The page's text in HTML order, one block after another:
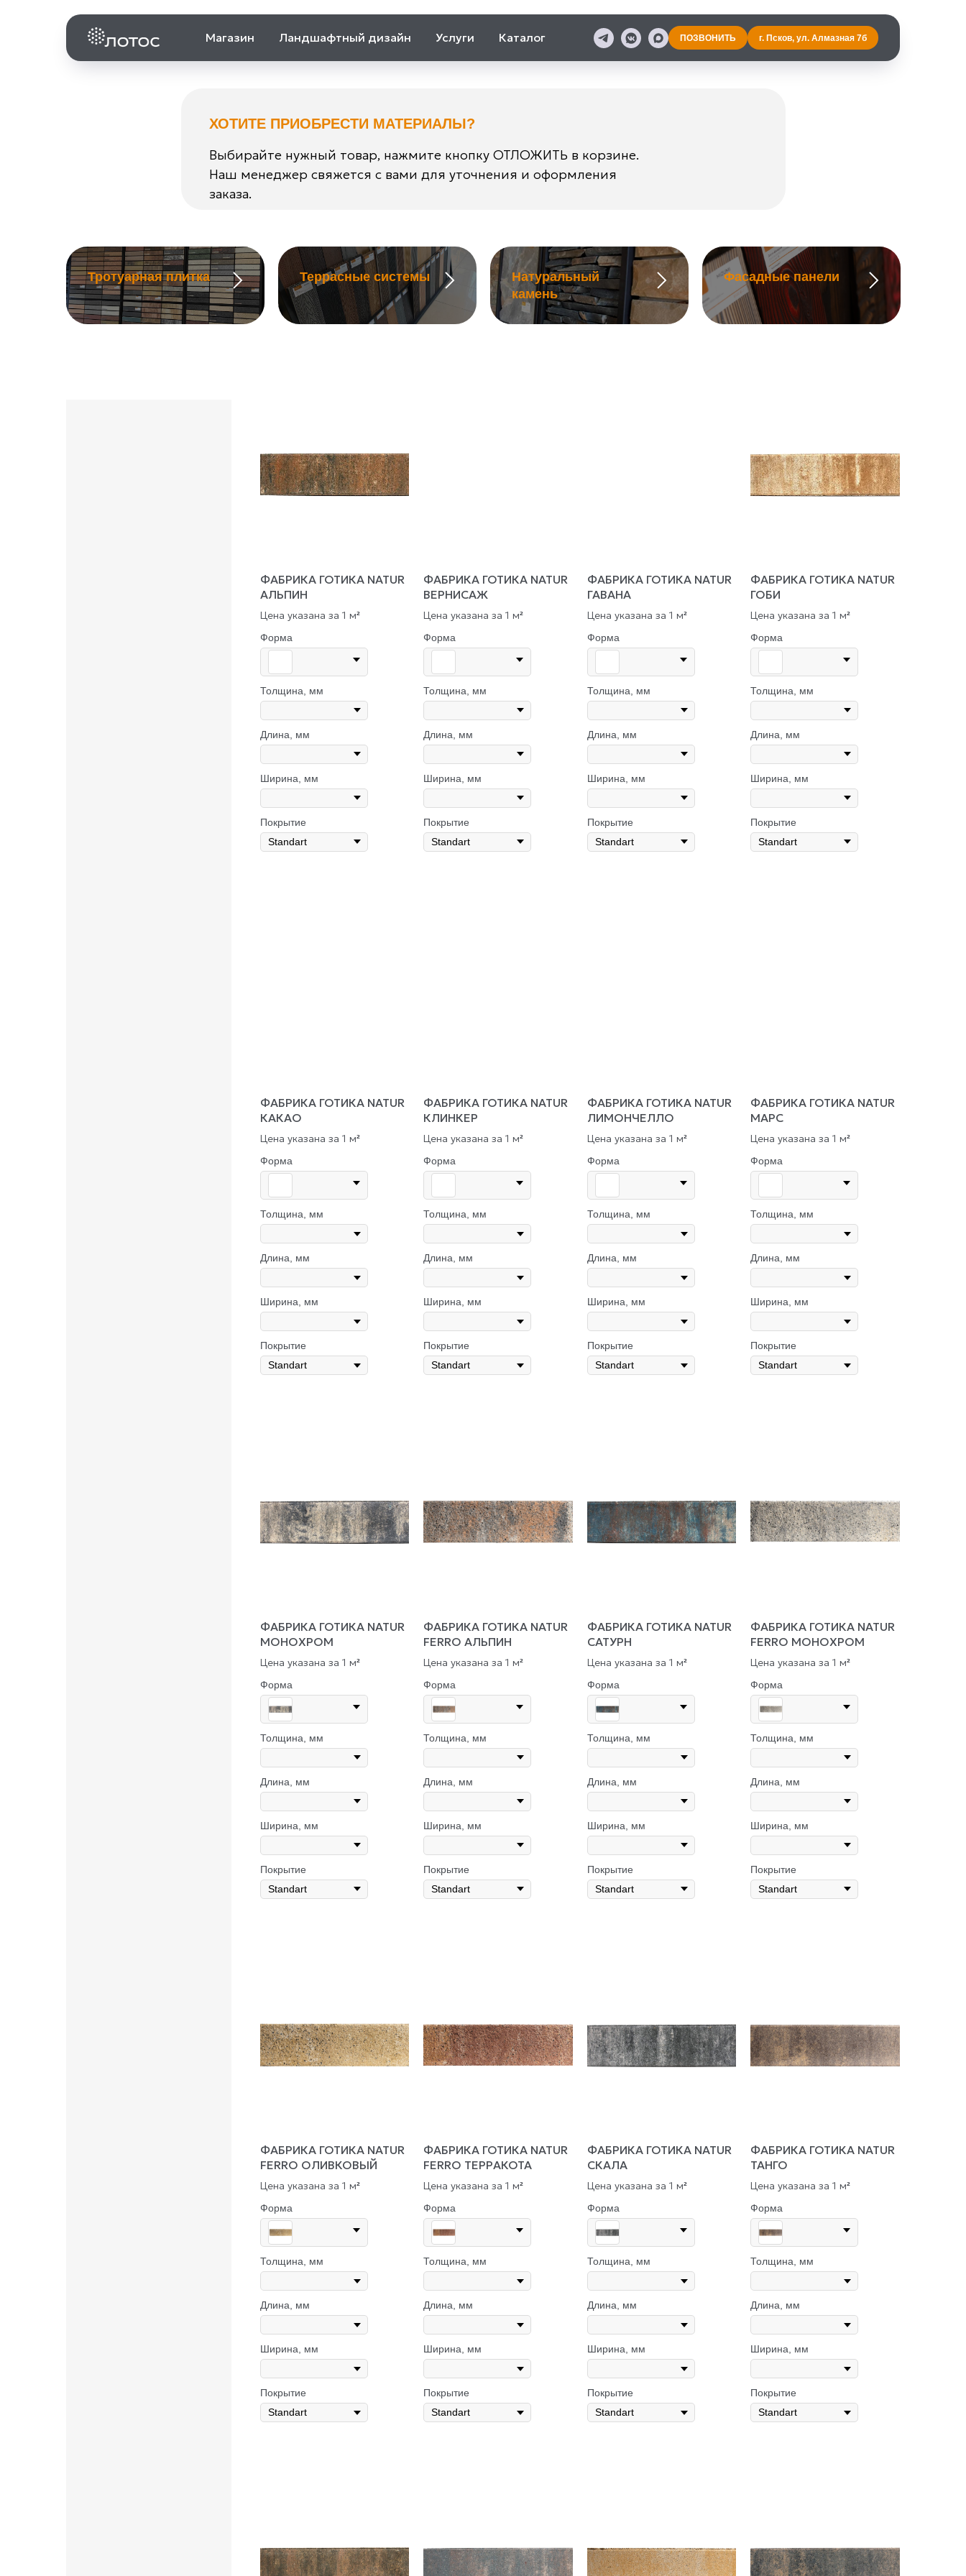
Магазин Ландшафтный дизайн Услуги Каталог ПОЗВОНИТЬ г. Псков, ул. Алмазная 7б
Выбирайте нужный товар, нажмите кнопку ОТЛОЖИТЬ в корзине.
Наш менеджер свяжется с вами для уточнения и оформления
заказа.
ХОТИТЕ ПРИОБРЕСТИ МАТЕРИАЛЫ?
Тротуарная плитка Террасные системы
Натуральный
камень
Фасадные панели
ФАБРИКА ГОТИКА NATUR
АЛЬПИН
Цена указана за 1 м²
Форма
Толщина, мм
Длина, мм
Ширина, мм
Покрытие
ФАБРИКА ГОТИКА NATUR
ВЕРНИСАЖ
Цена указана за 1 м²
Форма
Толщина, мм
Длина, мм
Ширина, мм
Покрытие
ФАБРИКА ГОТИКА NATUR
ГАВАНА
Цена указана за 1 м²
Форма
Толщина, мм
Длина, мм
Ширина, мм
Покрытие
ФАБРИКА ГОТИКА NATUR
ГОБИ
Цена указана за 1 м²
Форма
Толщина, мм
Длина, мм
Ширина, мм
Покрытие
ФАБРИКА ГОТИКА NATUR
КАКАО
Цена указана за 1 м²
Форма
Толщина, мм
Длина, мм
Ширина, мм
Покрытие
ФАБРИКА ГОТИКА NATUR
КЛИНКЕР
Цена указана за 1 м²
Форма
Толщина, мм
Длина, мм
Ширина, мм
Покрытие
ФАБРИКА ГОТИКА NATUR
ЛИМОНЧЕЛЛО
Цена указана за 1 м²
Форма
Толщина, мм
Длина, мм
Ширина, мм
Покрытие
ФАБРИКА ГОТИКА NATUR
МАРС
Цена указана за 1 м²
Форма
Толщина, мм
Длина, мм
Ширина, мм
Покрытие
ФАБРИКА ГОТИКА NATUR
МОНОХРОМ
Цена указана за 1 м²
Форма
Толщина, мм
Длина, мм
Ширина, мм
Покрытие
ФАБРИКА ГОТИКА NATUR
FERRO АЛЬПИН
Цена указана за 1 м²
Форма
Толщина, мм
Длина, мм
Ширина, мм
Покрытие
ФАБРИКА ГОТИКА NATUR
САТУРН
Цена указана за 1 м²
Форма
Толщина, мм
Длина, мм
Ширина, мм
Покрытие
ФАБРИКА ГОТИКА NATUR
FERRO МОНОХРОМ
Цена указана за 1 м²
Форма
Толщина, мм
Длина, мм
Ширина, мм
Покрытие
ФАБРИКА ГОТИКА NATUR
FERRO ОЛИВКОВЫЙ
Цена указана за 1 м²
Форма
Толщина, мм
Длина, мм
Ширина, мм
Покрытие
ФАБРИКА ГОТИКА NATUR
FERRO ТЕРРАКОТА
Цена указана за 1 м²
Форма
Толщина, мм
Длина, мм
Ширина, мм
Покрытие
ФАБРИКА ГОТИКА NATUR
СКАЛА
Цена указана за 1 м²
Форма
Толщина, мм
Длина, мм
Ширина, мм
Покрытие
ФАБРИКА ГОТИКА NATUR
ТАНГО
Цена указана за 1 м²
Форма
Толщина, мм
Длина, мм
Ширина, мм
Покрытие